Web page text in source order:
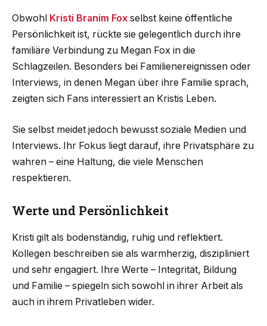
Obwohl Kristi Branim Fox selbst keine öffentliche
Persönlichkeit ist, rückte sie gelegentlich durch ihre
familiäre Verbindung zu Megan Fox in die
Schlagzeilen. Besonders bei Familienereignissen oder
Interviews, in denen Megan über ihre Familie sprach,
zeigten sich Fans interessiert an Kristis Leben.
Sie selbst meidet jedoch bewusst soziale Medien und
Interviews. Ihr Fokus liegt darauf, ihre Privatsphäre zu
wahren – eine Haltung, die viele Menschen
respektieren.
Werte und Persönlichkeit
Kristi gilt als bodenständig, ruhig und reflektiert.
Kollegen beschreiben sie als warmherzig, diszipliniert
und sehr engagiert. Ihre Werte – Integrität, Bildung
und Familie – spiegeln sich sowohl in ihrer Arbeit als
auch in ihrem Privatleben wider.